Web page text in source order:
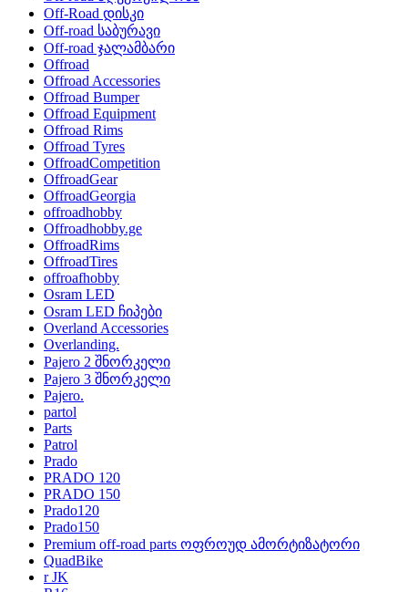
Off-Road დისკი
Off-road საბურავი
Off-road ჯალამბარი
Offroad
Offroad Accessories
Offroad Bumper
Offroad Equipment
Offroad Rims
Offroad Tyres
OffroadCompetition
OffroadGear
OffroadGeorgia
offroadhobby
Offroadhobby.ge
OffroadRims
OffroadTires
offroafhobby
Osram LED
Osram LED ჩიპები
Overland Accessories
Overlanding.
Pajero 2 შნორკელი
Pajero 3 შნორკელი
Pajero.
partol
Parts
Patrol
Prado
PRADO 120
PRADO 150
Prado120
Prado150
Premium off-road parts ოფროუდ ამორტიზატორი
QuadBike
r JK